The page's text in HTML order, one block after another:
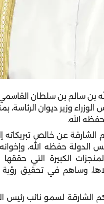
بن سالم بن سلطان
وزير ديوان
الله.
عن خالص تبريكاته
الدولة حفظه الله،
المنجزات الكبيرة التي
وساهم في تحقيق
الشارقة لسمو نائب رئيس